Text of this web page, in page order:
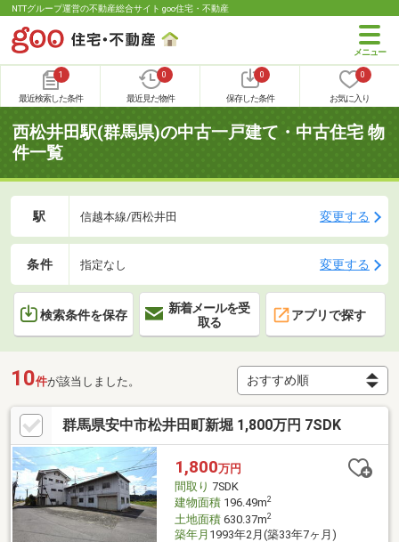
NTTグループ運営の不動産総合サイト goo住宅・不動産
1
最近検索した条件
0
最近見た物件
0
保存した条件
0
お気に入り
西松井田駅(群馬県)の中古一戸建て・中古住宅 物
件一覧
駅 信越本線/西松井田 変更する
条件 指定なし 変更する
検索条件を保存
新着メールを受
取る
アプリで探す
10件が該当しました。
群馬県安中市松井田町新堀 1,800万円 7SDK
1,800万円
間取り 7SDK
建物面積196.49m2
土地面積630.37m2
築年月 1993年2月(築33年7ヶ月)